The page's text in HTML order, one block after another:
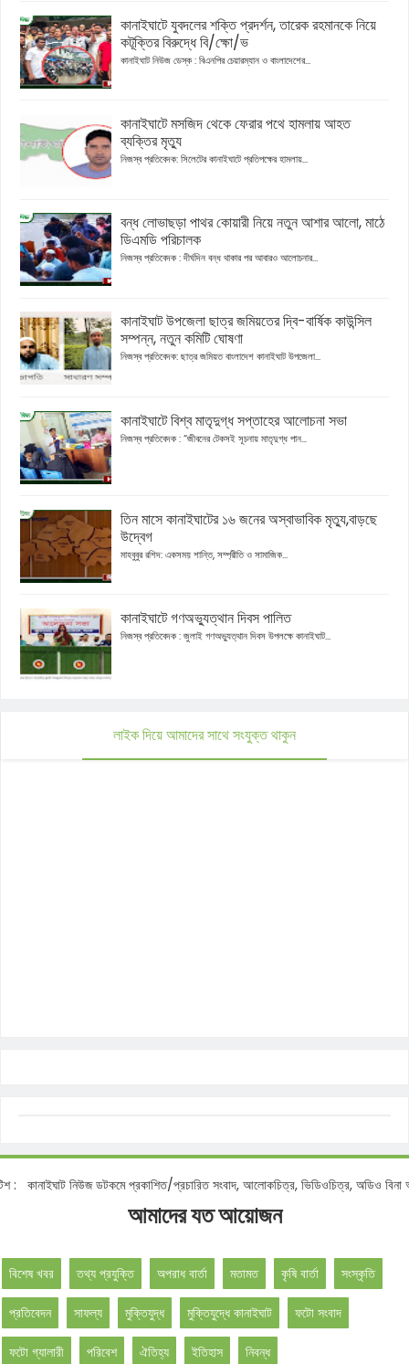
কানাইঘাটে যুবদলের শক্তি প্রদর্শন, তারেক রহমানকে নিয়ে
কটূক্তির বিরুদ্ধে বি/ক্ষো/ভ
কানাইঘাট নিউজ ডেস্ক : বিএনপির চেয়ারম্যান ও বাংলাদেশের...
কানাইঘাটে মসজিদ থেকে ফেরার পথে হামলায় আহত
ব্যক্তির মৃত্যু
নিজস্ব প্রতিবেদক: সিলেটের কানাইঘাটে প্রতিপক্ষের হামলায়...
বন্ধ লোভাছড়া পাথর কোয়ারী নিয়ে নতুন আশার আলো, মাঠে
ডিএমডি পরিচালক
নিজস্ব প্রতিবেদক : দীর্ঘদিন বন্ধ থাকার পর আবারও আলোচনার...
কানাইঘাট উপজেলা ছাত্র জমিয়তের দ্বি-বার্ষিক কাউন্সিল
সম্পন্ন, নতুন কমিটি ঘোষণা
নিজস্ব প্রতিবেদক: ছাত্র জমিয়ত বাংলাদেশ কানাইঘাট উপজেলা...
কানাইঘাটে বিশ্ব মাতৃদুগ্ধ সপ্তাহের আলোচনা সভা
নিজস্ব প্রতিবেদক : “জীবনের টেকসই সূচনায় মাতৃদুগ্ধ পান...
তিন মাসে কানাইঘাটের ১৬ জনের অস্বাভাবিক মৃত্যু,বাড়ছে
উদ্বেগ
মাহবুবুর রশিদ: একসময় শান্তি, সম্প্রীতি ও সামাজিক...
কানাইঘাটে গণঅভ্যুত্থান দিবস পালিত
নিজস্ব প্রতিবেদক : জুলাই গণঅভ্যুত্থান দিবস উপলক্ষে কানাইঘাট...
লাইক দিয়ে আমাদের সাথে সংযুক্ত থাকুন
:কানাইঘাট নিউজ ডটকমে প্রকাশিত/প্রচারিত সংবাদ, আলোকচিত্র, ভিডিওচিত্র, অডিও
আমাদের যত আয়োজন
বিশেষ খবর তথ্য প্রযুক্তি অপরাধ বার্তা মতামত কৃষি বার্তা সংস্কৃতি
প্রতিবেদন সাফল্য মুক্তিযুদ্ধ মুক্তিযুদ্ধে কানাইঘাট ফটো সংবাদ
ফটো গ্যালারী পরিবেশ ঐতিহ্য ইতিহাস নিবন্ধ